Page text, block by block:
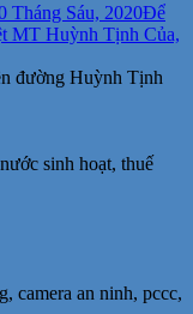
Tháng Sáu, 2020Để
MT Huỳnh Tịnh Của,
đường Huỳnh Tịnh
sinh hoạt, thuế
camera an ninh, pccc,